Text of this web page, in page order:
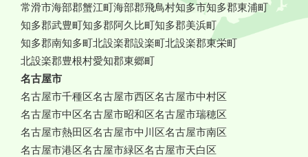
常滑市海部郡蟹江町海部郡飛鳥村知多市知多郡東浦町
知多郡武豊町知多郡阿久比町知多郡美浜町
知多郡南知多町北設楽郡設楽町北設楽郡東栄町
北設楽郡豊根村愛知郡東郷町
名古屋市
名古屋市千種区名古屋市西区名古屋市中村区
名古屋市中区名古屋市昭和区名古屋市瑞穂区
名古屋市熱田区名古屋市中川区名古屋市南区
名古屋市港区名古屋市緑区名古屋市天白区